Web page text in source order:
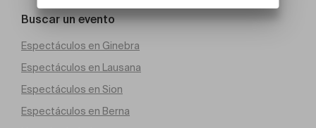
Buscar un evento
Espectáculos en Ginebra
Espectáculos en Lausana
Espectáculos en Sion
Espectáculos en Berna